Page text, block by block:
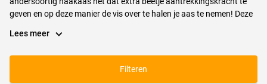
geven en op deze manier de vis over te halen je aas te nemen! Deze
net een beetje op te smeren. Anderzijds zijn deze ook perfect voor
Proline flavours kenmerken zich door hun langdurige, intense geur
Lees meer
Filteren